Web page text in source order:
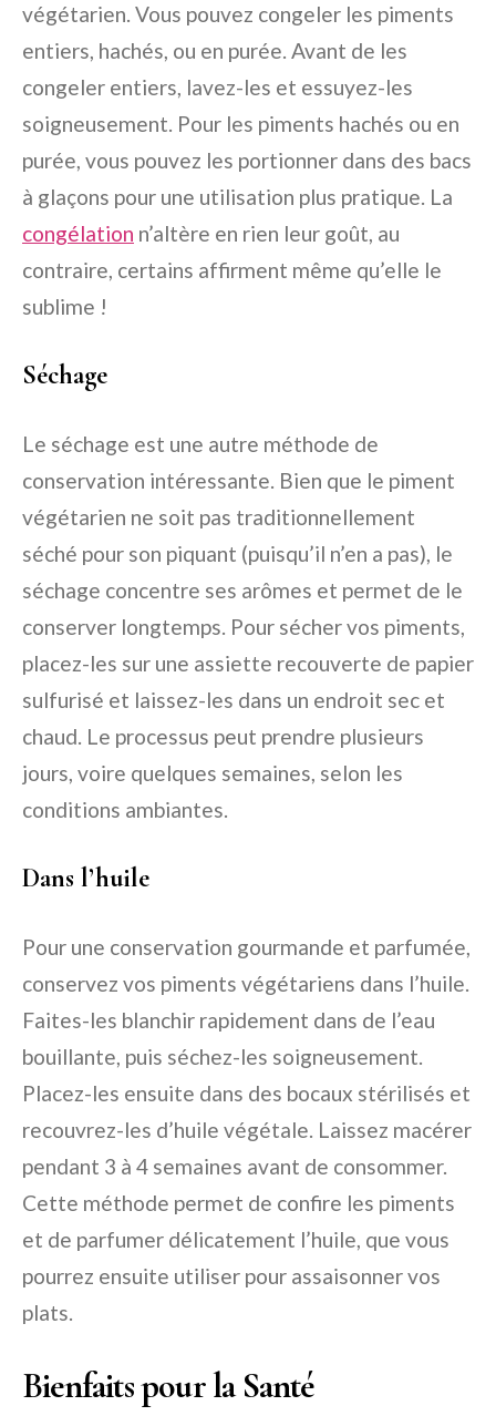
végétarien. Vous pouvez congeler les piments
entiers, hachés, ou en purée. Avant de les
congeler entiers, lavez-les et essuyez-les
soigneusement. Pour les piments hachés ou en
purée, vous pouvez les portionner dans des bacs
à glaçons pour une utilisation plus pratique. La
congélation n’altère en rien leur goût, au
contraire, certains affirment même qu’elle le
sublime !
Séchage
Le séchage est une autre méthode de
conservation intéressante. Bien que le piment
végétarien ne soit pas traditionnellement
séché pour son piquant (puisqu’il n’en a pas), le
séchage concentre ses arômes et permet de le
conserver longtemps. Pour sécher vos piments,
placez-les sur une assiette recouverte de papier
sulfurisé et laissez-les dans un endroit sec et
chaud. Le processus peut prendre plusieurs
jours, voire quelques semaines, selon les
conditions ambiantes.
Dans l’huile
Pour une conservation gourmande et parfumée,
conservez vos piments végétariens dans l’huile.
Faites-les blanchir rapidement dans de l’eau
bouillante, puis séchez-les soigneusement.
Placez-les ensuite dans des bocaux stérilisés et
recouvrez-les d’huile végétale. Laissez macérer
pendant 3 à 4 semaines avant de consommer.
Cette méthode permet de confire les piments
et de parfumer délicatement l’huile, que vous
pourrez ensuite utiliser pour assaisonner vos
plats.
Bienfaits pour la Santé